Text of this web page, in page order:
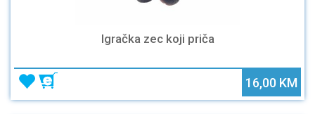
Igračka zec koji priča
16,00 KM